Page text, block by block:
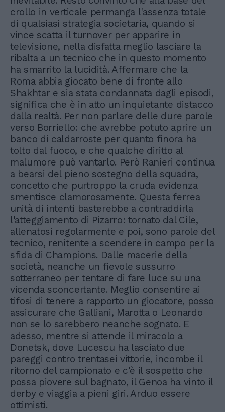
crollo in verticale permanga l'assenza totale
di qualsiasi strategia societaria, quando si
vince scatta il turnover per apparire in
televisione, nella disfatta meglio lasciare la
ribalta a un tecnico che in questo momento
ha smarrito la lucidità. Affermare che la
Roma abbia giocato bene di fronte allo
Shakhtar e sia stata condannata dagli episodi,
significa che è in atto un inquietante distacco
dalla realtà. Per non parlare delle dure parole
verso Borriello: che avrebbe potuto aprire un
banco di caldarroste per quanto finora ha
tolto dal fuoco, e che qualche diritto al
malumore può vantarlo. Però Ranieri continua
a bearsi del pieno sostegno della squadra,
concetto che purtroppo la cruda evidenza
smentisce clamorosamente. Questa ferrea
unità di intenti basterebbe a contraddirla
l'atteggiamento di Pizarro: tornato dal Cile,
allenatosi regolarmente e poi, sono parole del
tecnico, renitente a scendere in campo per la
sfida di Champions. Dalle macerie della
società, neanche un fievole sussurro
sotterraneo per tentare di fare luce su una
vicenda sconcertante. Meglio consentire ai
tifosi di tenere a rapporto un giocatore, posso
assicurare che Galliani, Marotta o Leonardo
non se lo sarebbero neanche sognato. E
adesso, mentre si attende il miracolo a
Donetsk, dove Lucescu ha lasciato due
pareggi contro trentasei vittorie, incombe il
ritorno del campionato e c'è il sospetto che
possa piovere sul bagnato, il Genoa ha vinto il
derby e viaggia a pieni giri. Arduo essere
ottimisti.